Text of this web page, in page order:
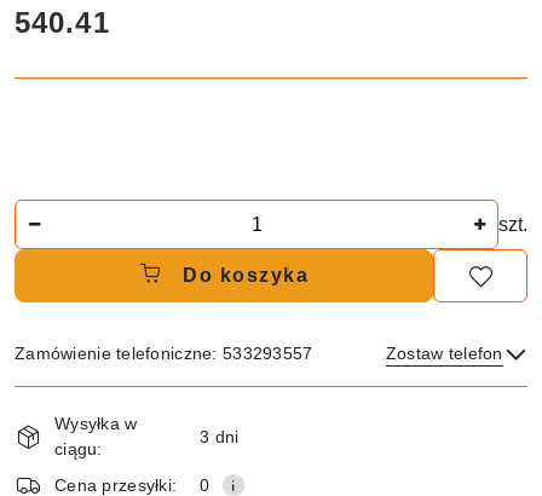
cena:
540.41
szt.
Do koszyka
Zamówienie telefoniczne: 533293557 Zostaw telefon
i
dostawa
Wysyłka w
ciągu:
3 dni
Cena przesyłki: 0